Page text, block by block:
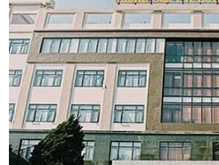
Anh muốn đàm phán
về đi lại tự do